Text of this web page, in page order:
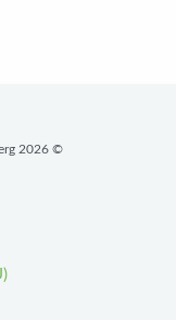
© 2026 St. Katharina Grundschule Heinsberg